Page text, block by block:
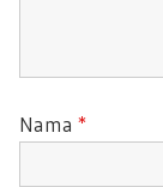
Nama *